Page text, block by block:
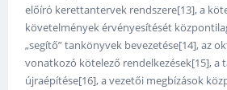
előíró kerettantervek rendszere[13], a
követelmények érvényesítését
„segítő” tankönyvek bevezetése[14], az
vonatkozó kötelező rendelkezések[15], a
újraépítése[16], a vezetői megbízások